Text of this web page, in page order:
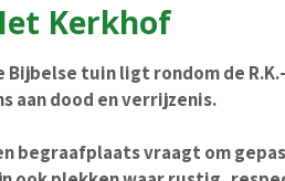
Kerkhof
Bijbelse tuin ligt rondom de
aan dood en verrijzenis.
begraafplaats vraagt om